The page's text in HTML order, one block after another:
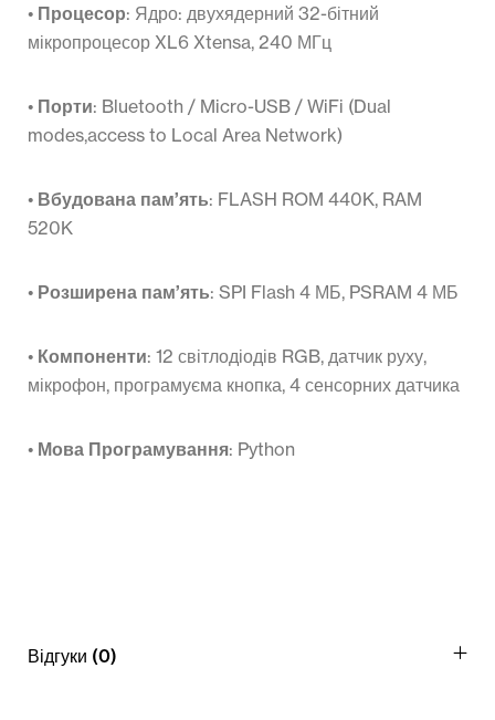
• Процесор: Ядро: двухядерний 32-бітний
мікропроцесор XL6 Xtensa, 240 МГц
• Порти: Bluetooth / Micro-USB / WiFi (Dual
modes,access to Local Area Network)
• Вбудована пам’ять: FLASH ROM 440K, RAM
520K
• Розширена пам’ять: SPI Flash 4 МБ, PSRAM 4 МБ
• Компоненти: 12 світлодіодів RGB, датчик руху,
мікрофон, програмуєма кнопка, 4 сенсорних датчика
• Мова Програмування: Python
Відгуки (0)